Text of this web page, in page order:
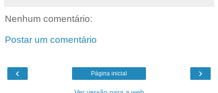
Nenhum comentário:
Postar um comentário
‹ ›
Página inicial